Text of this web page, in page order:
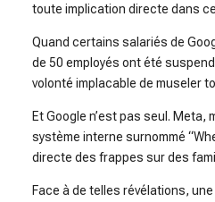
toute implication directe dans
Quand certains salariés de
de 50 employés ont été
volonté implacable de museler
Et Google n’est pas seul.
système interne surnommé
directe des frappes sur des
Face à de telles révélations,